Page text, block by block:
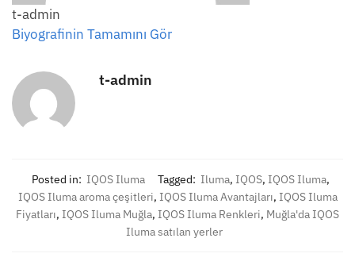
t-admin
Biyografinin Tamamını Gör
t-admin
Posted in: IQOS Iluma Tagged: Iluma, IQOS, IQOS Iluma,
IQOS Iluma aroma çeşitleri, IQOS Iluma Avantajları, IQOS Iluma
Fiyatları, IQOS Iluma Muğla, IQOS Iluma Renkleri, Muğla'da IQOS
Iluma satılan yerler